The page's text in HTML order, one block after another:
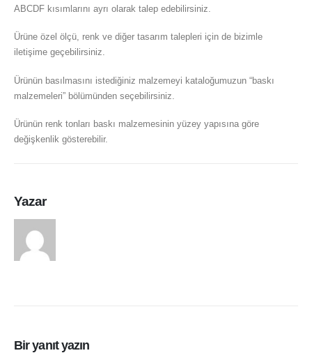
ABCDF kısımlarını ayrı olarak talep edebilirsiniz.
Ürüne özel ölçü, renk ve diğer tasarım talepleri için de bizimle
iletişime geçebilirsiniz.
Ürünün basılmasını istediğiniz malzemeyi kataloğumuzun “baskı
malzemeleri” bölümünden seçebilirsiniz.
Ürünün renk tonları baskı malzemesinin yüzey yapısına göre
değişkenlik gösterebilir.
Yazar
Bir yanıt yazın